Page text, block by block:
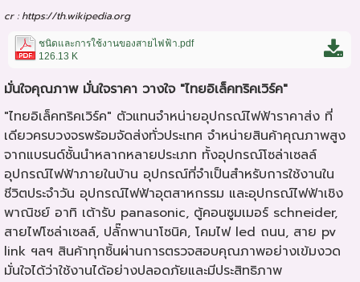
cr : https://th.wikipedia.org
ชนิดและการใช้งานของสายไฟฟ้า.pdf
126.13 K
มั่นใจคุณภาพ มั่นใจราคา วางใจ "ไทยอิเล็คทริคเวิร์ค"
"ไทยอิเล็คทริคเวิร์ค" ตัวแทนจำหน่ายอุปกรณ์ไฟฟ้าราคาส่ง ที่
เดียวครบวงจรพร้อมจัดส่งทั่วประเทศ จำหน่ายสินค้าคุณภาพสูง
จากแบรนด์ชั้นนำหลากหลายประเภท ทั้งอุปกรณ์โซล่าเซลล์
อุปกรณ์ไฟฟ้าภายในบ้าน อุปกรณ์ที่จำเป็นสำหรับการใช้งานใน
ชีวิตประจำวัน อุปกรณ์ไฟฟ้าอุตสาหกรรม และอุปกรณ์ไฟฟ้าเชิง
พาณิชย์ อาทิ เต้ารับ panasonic, ตู้คอนซูมเมอร์ schneider,
สายไฟโซล่าเซลล์, ปลั๊กพานาโซนิค, โคมไฟ led ถนน, สาย pv
linkฯลฯ สินค้าทุกชิ้นผ่านการตรวจสอบคุณภาพอย่างเข้มงวด
มั่นใจได้ว่าใช้งานได้อย่างปลอดภัยและมีประสิทธิภาพ